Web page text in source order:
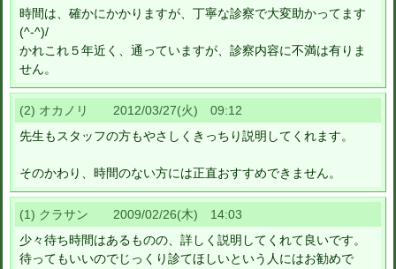
時間は、確かにかかりますが、丁寧な診察で大変助かってます
(^-^)/
かれこれ５年近く、通っていますが、診察内容に不満は有りま
せん。
(2) オカノリ 2012/03/27(火) 09:12
先生もスタッフの方もやさしくきっちり説明してくれます。
そのかわり、時間のない方には正直おすすめできません。
(1) クラサン 2009/02/26(木) 14:03
少々待ち時間はあるものの、詳しく説明してくれて良いです。
待ってもいいのでじっくり診てほしいという人にはお勧めで